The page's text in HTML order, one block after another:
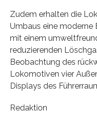
Zudem erhalten die
Umbaus eine moderne
mit einem
reduzierenden
Beobachtung des
Lokomotiven vier
Displays des
Redaktion